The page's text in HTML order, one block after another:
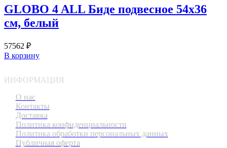
GLOBO 4 ALL Биде подвесное 54х36
см, белый
57562 ₽
В корзину
ИНФОРМАЦИЯ
О нас
Контакты
Доставка
Политика конфиденциальности
Политика обработки персональных данных
Публичная оферта